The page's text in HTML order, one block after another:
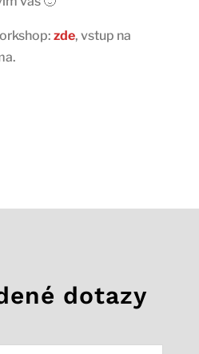
zde, vstup na
dotazy